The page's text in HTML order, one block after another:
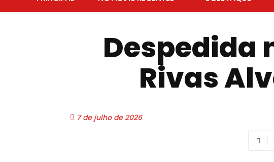
Despedida
Rivas
7 de julho de 2026